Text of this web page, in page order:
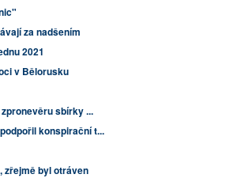
za nadšením
2021
v Bělorusku
sbírky ...
konspirační t...
zřejmě byl otráven